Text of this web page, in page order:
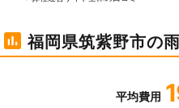
福岡県筑紫野市の
平均費用